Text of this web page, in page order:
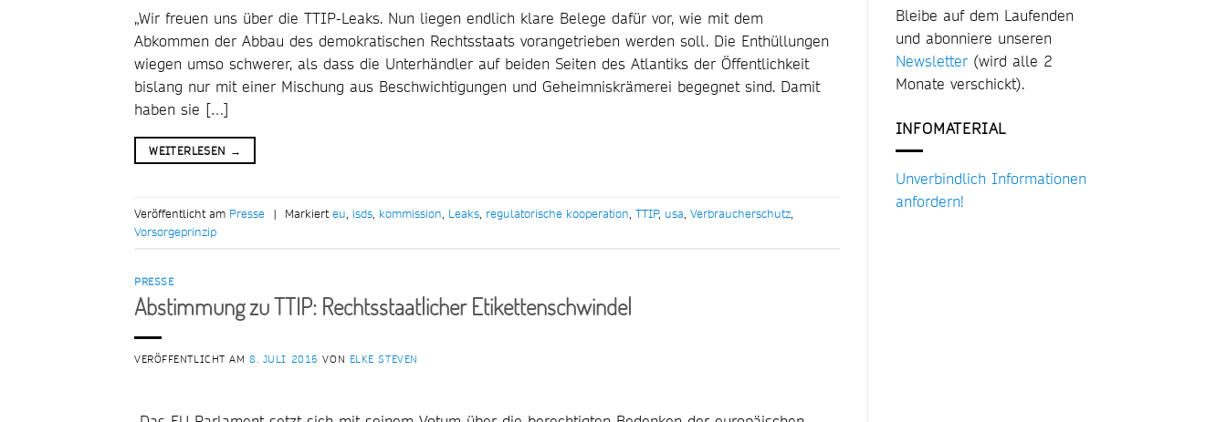
„Wir freuen uns über die TTIP-Leaks. Nun liegen endlich klare Belege dafür vor, wie mit dem
Abkommen der Abbau des demokratischen Rechtsstaats vorangetrieben werden soll. Die Enthüllungen
wiegen umso schwerer, als dass die Unterhändler auf beiden Seiten des Atlantiks der Öffentlichkeit
bislang nur mit einer Mischung aus Beschwichtigungen und Geheimniskrämerei begegnet sind. Damit
haben sie […]
WEITERLESEN →
Veröffentlicht am Presse | Markierteu, isds, kommission, Leaks, regulatorische kooperation, TTIP, usa, Verbraucherschutz,
Vorsorgeprinzip
PRESSE
Abstimmung zu TTIP: Rechtsstaatlicher Etikettenschwindel
VERÖFFENTLICHT AM8. JULI 2015 VON ELKE STEVEN
Bleibe auf dem Laufenden
und abonniere unseren
Newsletter(wird alle 2
Monate verschickt).
INFOMATERIAL
Unverbindlich Informationen
anfordern!